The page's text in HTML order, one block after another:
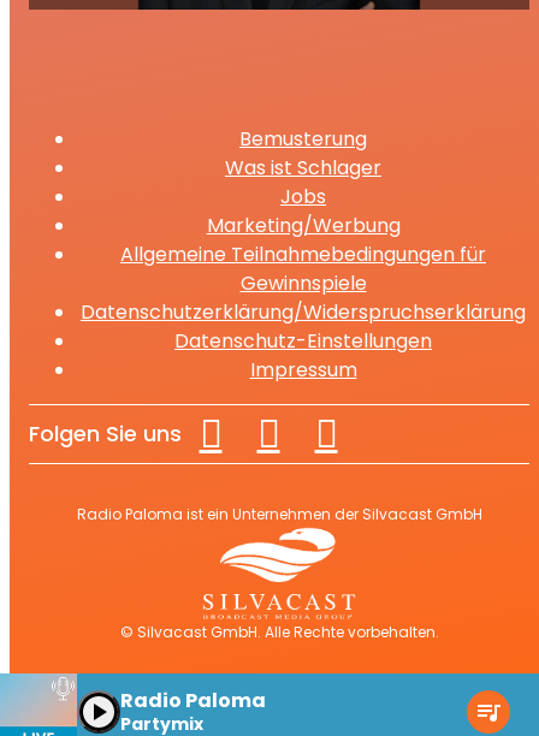
Bemusterung
Was ist Schlager
Jobs
Marketing/Werbung
Allgemeine Teilnahmebedingungen für
Gewinnspiele
Datenschutzerklärung/Widerspruchserklärung
Datenschutz-Einstellungen
Impressum
Folgen Sie uns
Radio Paloma ist ein Unternehmen der Silvacast GmbH
© Silvacast GmbH. Alle Rechte vorbehalten.
play_arrow Radio Paloma
Partymix queue_music